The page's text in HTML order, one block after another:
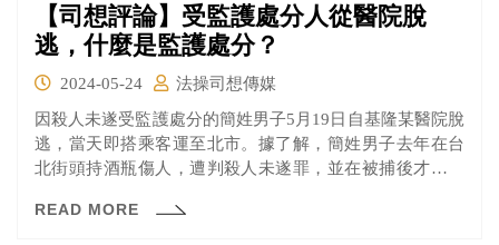
【司想評論】受監護處分人從醫院脫
逃，什麼是監護處分？
2024-05-24
法操司想傳媒
因殺人未遂受監護處分的簡姓男子5月19日自基隆某醫院脫
逃，當天即搭乘客運至北市。據了解，簡姓男子去年在台
北街頭持酒瓶傷人，遭判殺人未遂罪，並在被捕後才診斷
院進行監護處分5年。簡男自基隆某間醫院脫逃後，刑事局
READ MORE